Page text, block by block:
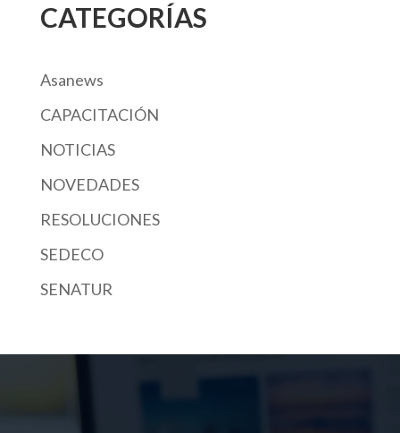
CATEGORÍAS
Asanews
CAPACITACIÓN
NOTICIAS
NOVEDADES
RESOLUCIONES
SEDECO
SENATUR